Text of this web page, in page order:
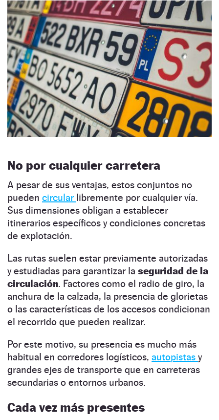
No por cualquier carretera
A pesar de sus ventajas, estos conjuntos no
pueden circular libremente por cualquier vía.
Sus dimensiones obligan a establecer
itinerarios específicos y condiciones concretas
de explotación.
Las rutas suelen estar previamente autorizadas
y estudiadas para garantizar la seguridad de la
circulación. Factores como el radio de giro, la
anchura de la calzada, la presencia de glorietas
o las características de los accesos condicionan
el recorrido que pueden realizar.
Por este motivo, su presencia es mucho más
habitual en corredores logísticos, autopistas y
grandes ejes de transporte que en carreteras
secundarias o entornos urbanos.
Cada vez más presentes